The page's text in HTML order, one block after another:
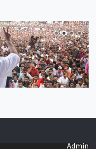
Admin